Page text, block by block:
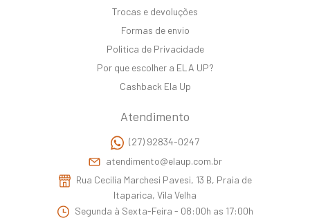
Trocas e devoluções
Formas de envio
Politica de Privacidade
Por que escolher a ELA UP?
Cashback Ela Up
Atendimento
(27) 92834-0247
atendimento@elaup.com.br
Rua Cecilia Marchesi Pavesi, 13 B, Praia de
Itaparica, Vila Velha
Segunda à Sexta-Feira - 08:00h as 17:00h